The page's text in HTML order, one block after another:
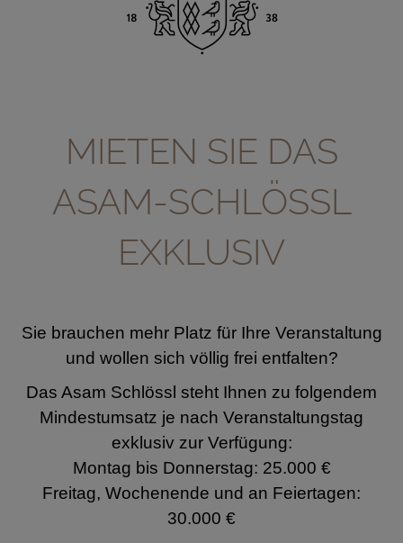
MIETEN SIE DAS
ASAM-SCHLÖSSL
EXKLUSIV
Sie brauchen mehr Platz für Ihre Veranstaltung
und wollen sich völlig frei entfalten?
Das Asam Schlössl steht Ihnen zu folgendem
Mindestumsatz je nach Veranstaltungstag
exklusiv zur Verfügung:
Montag bis Donnerstag: 25.000 €
Freitag, Wochenende und an Feiertagen:
30.000 €